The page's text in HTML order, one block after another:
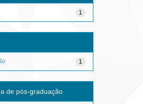
1
1
de pós-graduação